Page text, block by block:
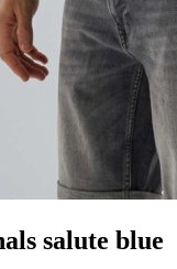
salute blue